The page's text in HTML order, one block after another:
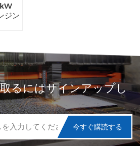
ジン
るにはサインアップし